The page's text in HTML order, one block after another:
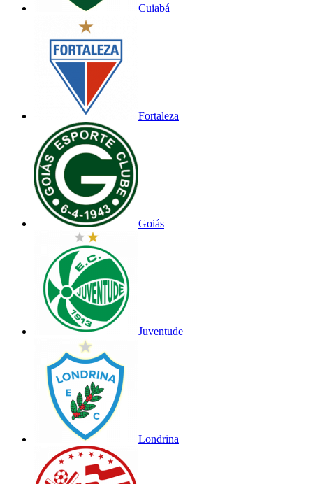
Cuiabá
Fortaleza
Goiás
Juventude
Londrina